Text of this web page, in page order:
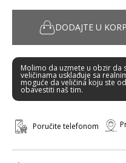
DODAJTE U
Molimo da uzmete u obzir da
veličinama usklađuje sa
moguće da veličina koju ste
obavestiti naš tim.
Poručite telefonom